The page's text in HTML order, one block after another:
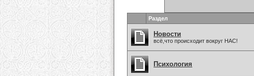
Раздел
Новости
всё,что происходит вокруг НАС!
Психология